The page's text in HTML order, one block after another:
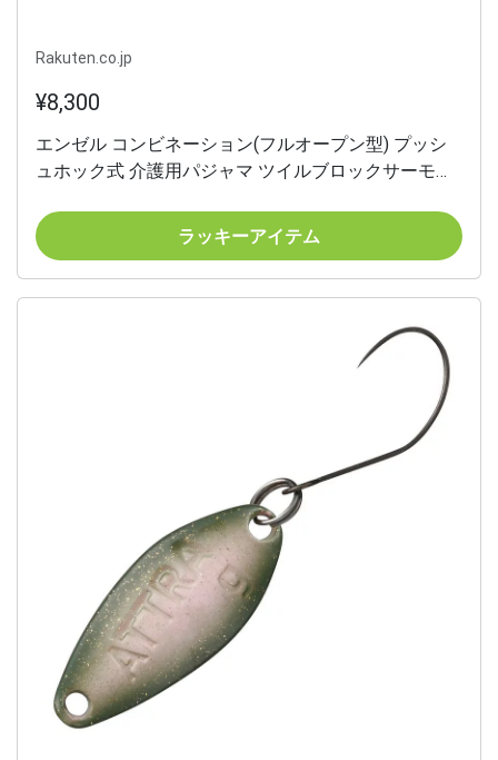
Rakuten.co.jp
¥8,300
エンゼル コンビネーション(フルオープン型) プッシ
ュホック式 介護用パジャマ ツイルブロックサーモン
ラッキーアイテム